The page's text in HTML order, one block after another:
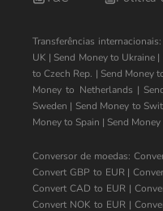
Transferências internacionais:
UK | Send Money to Ukraine |
to Czech Rep. | Send Money
Money to Netherlands |
Sweden | Send Money to
Money to Spain | Send
Conversor de moedas:
Convert GBP to EUR|
Convert CAD to EUR |
Convert NOK to EUR|